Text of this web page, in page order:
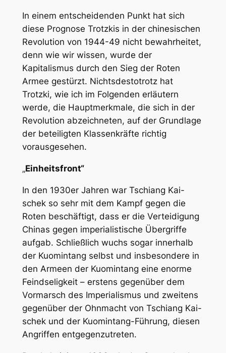
In einem entscheidenden Punkt hat sich
diese Prognose Trotzkis in der chinesischen
Revolution von 1944-49 nicht bewahrheitet,
denn wie wir wissen, wurde der
Kapitalismus durch den Sieg der Roten
Armee gestürzt. Nichtsdestotrotz hat
Trotzki, wie ich im Folgenden erläutern
werde, die Hauptmerkmale, die sich in der
Revolution abzeichneten, auf der Grundlage
der beteiligten Klassenkräfte richtig
vorausgesehen.
„Einheitsfront“
In den 1930er Jahren war Tschiang Kai-
schek so sehr mit dem Kampf gegen die
Roten beschäftigt, dass er die Verteidigung
Chinas gegen imperialistische Übergriffe
aufgab. Schließlich wuchs sogar innerhalb
der Kuomintang selbst und insbesondere in
den Armeen der Kuomintang eine enorme
Feindseligkeit – erstens gegenüber dem
Vormarsch des Imperialismus und zweitens
gegenüber der Ohnmacht von Tschiang Kai-
schek und der Kuomintang-Führung, diesen
Angriffen entgegenzutreten.